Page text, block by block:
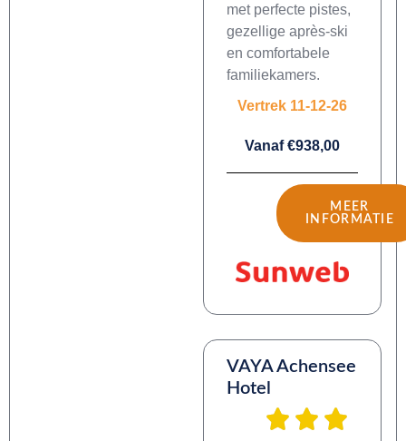
met perfecte pistes,
gezellige après-ski
en comfortabele
familiekamers.
Vertrek 11-12-26
Vanaf €938,00
MEER
INFORMATIE
VAYA Achensee
Hotel